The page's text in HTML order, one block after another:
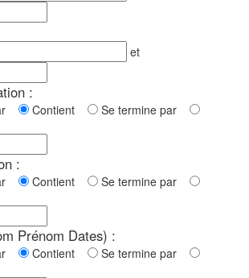
et
:
Contient
Se termine par
:
Contient
Se termine par
Prénom Dates) :
Contient
Se termine par